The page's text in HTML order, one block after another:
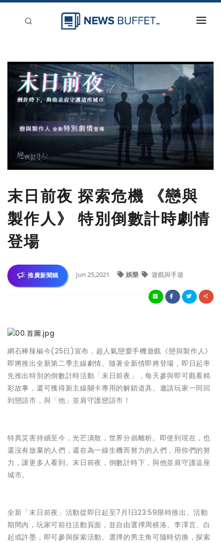
新聞稿分類
登入
末日前夜 探索危機 《戀與
製作人》 特別倒數計時劇情
登場
推廣新聞稿 Jun 25,2021 娛樂 遊戲與手遊
網石棒辣椒今(25日)宣布，超人氣戀愛手機遊戲《戀與製作人》
即將推出全新第二季主線劇情。隨著全新情即將登場，即日起率
先推出特別的倒數計時活動「末日前夜」，每天參與即可觀看精
彩故事，還可獲得新主線關卡專用的解鎖道具。邀請玩家一同回
到戀語市，與「他」並肩守護戀語市！
特異災害持續至今，光芒潰散，世界分崩離析。即使到現在，也
還沒有放棄的人們，還在為一線生機而努力的人們，用你們的努
力，讓更多人看到。末日前夜，倒數計時下，與他並肩守護這座
城市。
全新「末日前夜」活動從即日起至7月1日23:59限時推出。活動
期間內，玩家可前往活動頁面，並自由選擇周棋洛、李澤言、白
起或許墨，即可參與探索活動。選擇的男主角可隨時切換，探索